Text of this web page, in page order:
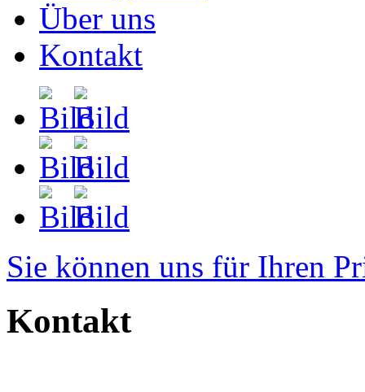
Über uns
Kontakt
Sie können uns für Ihren
Kontakt